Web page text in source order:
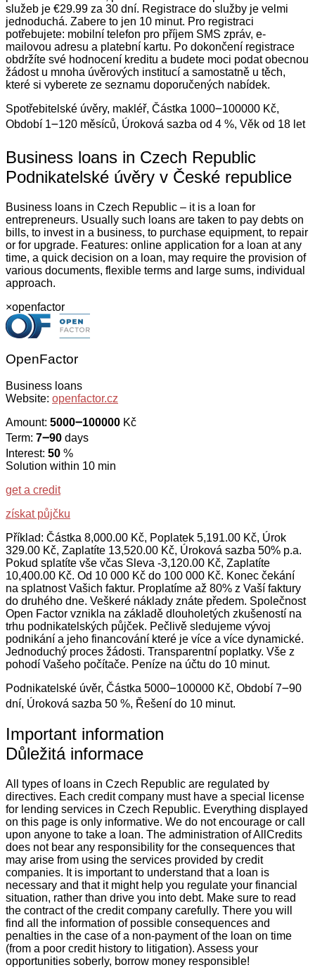
služeb je €29.99 za 30 dní. Registrace do služby je velmi
jednoduchá. Zabere to jen 10 minut. Pro registraci
potřebujete: mobilní telefon pro příjem SMS zpráv, e-
mailovou adresu a platební kartu. Po dokončení registrace
obdržíte své hodnocení kreditu a budete moci podat obecnou
žádost u mnoha úvěrových institucí a samostatně u těch,
které si vyberete ze seznamu doporučených nabídek.
Spotřebitelské úvěry, makléř, Částka 1000౼100000 Kč,
Období 1౼120 měsíců, Úroková sazba od 4 %, Věk od 18 let
Business loans in Czech Republic
Podnikatelské úvěry v České republice
Business loans in Czech Republic – it is a loan for
entrepreneurs. Usually such loans are taken to pay debts on
bills, to invest in a business, to purchase equipment, to repair
or for upgrade. Features: online application for a loan at any
time, a quick decision on a loan, may require the provision of
various documents, flexible terms and large sums, individual
approach.
×openfactor
OpenFactor
Business loans
Website: openfactor.cz
Amount: 5000౼100000 Kč
Term: 7౼90 days
Interest: 50 %
Solution within 10 min
get a credit
získat půjčku
Příklad: Částka 8,000.00 Kč, Poplatek 5,191.00 Kč, Úrok
329.00 Kč, Zaplatíte 13,520.00 Kč, Úroková sazba 50% p.a.
Pokud splatíte vše včas Sleva -3,120.00 Kč, Zaplatíte
10,400.00 Kč. Od 10 000 Kč do 100 000 Kč. Konec čekání
na splatnost Vašich faktur. Proplatíme až 80% z Vaší faktury
do druhého dne. Veškeré náklady znáte předem. Společnost
Open Factor vznikla na základě dlouholetých zkušeností na
trhu podnikatelských půjček. Pečlivě sledujeme vývoj
podnikání a jeho financování které je více a více dynamické.
Jednoduchý proces žádosti. Transparentní poplatky. Vše z
pohodí Vašeho počítače. Peníze na účtu do 10 minut.
Podnikatelské úvěr, Částka 5000౼100000 Kč, Období 7౼90
dní, Úroková sazba 50 %, Řešení do 10 minut.
Important information
Důležitá informace
All types of loans in Czech Republic are regulated by
directives. Each credit company must have a special license
for lending services in Czech Republic. Everything displayed
on this page is only informative. We do not encourage or call
upon anyone to take a loan. The administration of AllCredits
does not bear any responsibility for the consequences that
may arise from using the services provided by credit
companies. It is important to understand that a loan is
necessary and that it might help you regulate your financial
situation, rather than drive you into debt. Make sure to read
the contract of the credit company carefully. There you will
find all the information of possible consequences and
penalties in the case of a non-payment of the loan on time
(from a poor credit history to litigation). Assess your
opportunities soberly, borrow money responsible!